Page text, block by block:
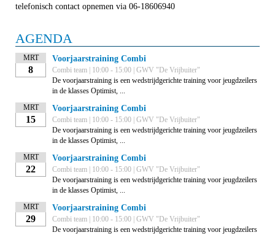
telefonisch contact opnemen via 06-18606940
AGENDA
MRT
8
Voorjaarstraining Combi
Combi team | 10:00 - 15:00 | GWV "De Vrijbuiter"
De voorjaarstraining is een wedstrijdgerichte training voor jeugdzeilers
in de klasses Optimist, ...
MRT
15
Voorjaarstraining Combi
Combi team | 10:00 - 15:00 | GWV "De Vrijbuiter"
De voorjaarstraining is een wedstrijdgerichte training voor jeugdzeilers
in de klasses Optimist, ...
MRT
22
Voorjaarstraining Combi
Combi team | 10:00 - 15:00 | GWV "De Vrijbuiter"
De voorjaarstraining is een wedstrijdgerichte training voor jeugdzeilers
in de klasses Optimist, ...
MRT
29
Voorjaarstraining Combi
Combi team | 10:00 - 15:00 | GWV "De Vrijbuiter"
De voorjaarstraining is een wedstrijdgerichte training voor jeugdzeilers